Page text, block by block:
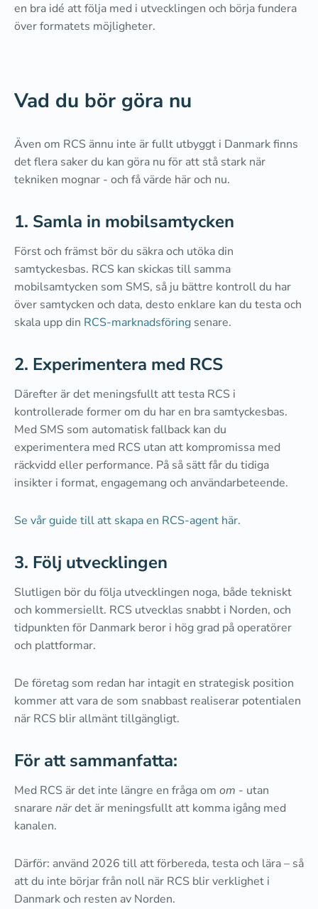
en bra idé att följa med i utvecklingen och börja fundera
över formatets möjligheter.
Vad du bör göra nu
Även om RCS ännu inte är fullt utbyggt i Danmark finns
det flera saker du kan göra nu för att stå stark när
tekniken mognar - och få värde här och nu.
1. Samla in mobilsamtycken
Först och främst bör du säkra och utöka din
samtyckesbas. RCS kan skickas till samma
mobilsamtycken som SMS, så ju bättre kontroll du har
över samtycken och data, desto enklare kan du testa och
skala upp din RCS-marknadsföring senare.
2. Experimentera med RCS
Därefter är det meningsfullt att testa RCS i
kontrollerade former om du har en bra samtyckesbas.
Med SMS som automatisk fallback kan du
experimentera med RCS utan att kompromissa med
räckvidd eller performance. På så sätt får du tidiga
insikter i format, engagemang och användarbeteende.
Se vår guide till att skapa en RCS-agent här.
3. Följ utvecklingen
Slutligen bör du följa utvecklingen noga, både tekniskt
och kommersiellt. RCS utvecklas snabbt i Norden, och
tidpunkten för Danmark beror i hög grad på operatörer
och plattformar.
De företag som redan har intagit en strategisk position
kommer att vara de som snabbast realiserar potentialen
när RCS blir allmänt tillgängligt.
För att sammanfatta:
Med RCS är det inte längre en fråga om om - utan
snarare närdet är meningsfullt att komma igång med
kanalen.
Därför: använd 2026 till att förbereda, testa och lära – så
att du inte börjar från noll när RCS blir verklighet i
Danmark och resten av Norden.